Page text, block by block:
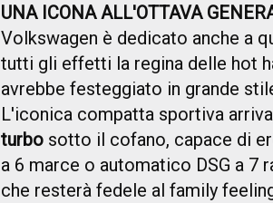
UNA ICONA ALL'OTTAVA
Volkswagen è dedicato anche a
tutti gli effetti la regina delle hot
avrebbe festeggiato in grande
L'iconica compatta sportiva
turbo sotto il cofano, capace di
a 6 marce o automatico DSG a 7
che resterà fedele al family